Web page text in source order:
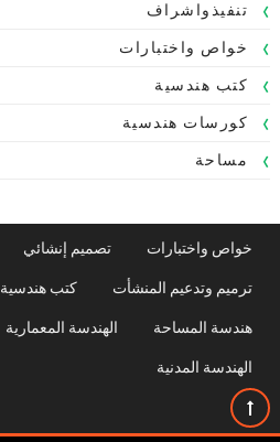
تنفيذواشراف
خواص واختبارات
كتب هندسية
كورسات هندسية
مساحة
خواص واختبارات تصميم إنشائي
ترميم وتدعيم المنشأت كتب هندسية
هندسة المساحة الهندسة المعمارية
الهندسة المدنية